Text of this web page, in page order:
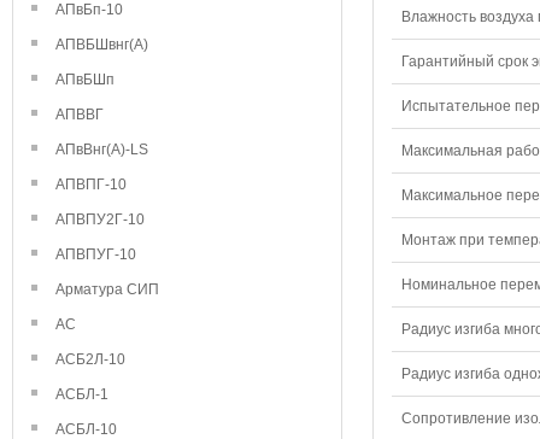
АПвБп-10
АПВБШвнг(А)
АПвБШп
АПВВГ
АПвВнг(А)-LS
АПВПГ-10
АПВПУ2Г-10
АПВПУГ-10
Арматура СИП
АС
АСБ2Л-10
АСБЛ-1
АСБЛ-10
Влажность воздуха
Гарантийный срок
Испытательное
Максимальная
Максимальное
Монтаж при
Номинальное
Радиус изгиба
Радиус изгиба
Сопротивление